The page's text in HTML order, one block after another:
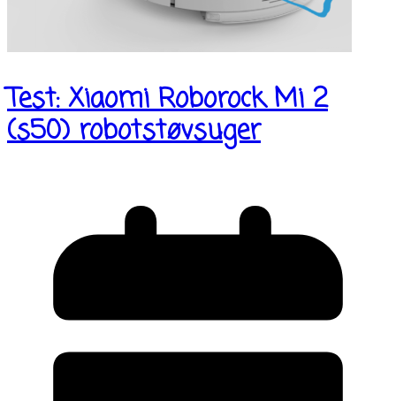
Test: Xiaomi Roborock Mi 2
(s50) robotstøvsuger